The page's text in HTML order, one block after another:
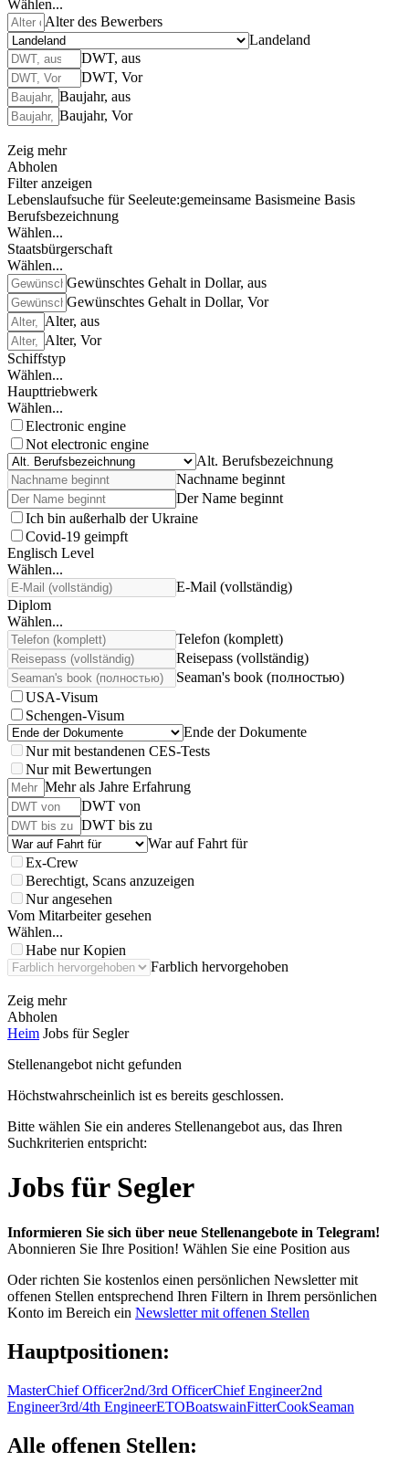
Wählen...
Alter des Bewerbers
Landeland
DWT, aus
DWT, Vor
Baujahr, aus
Baujahr, Vor
Zeig mehr
Abholen
Filter anzeigen
Lebenslaufsuche für Seeleute:gemeinsame Basismeine Basis
Berufsbezeichnung
Wählen...
Staatsbürgerschaft
Wählen...
Gewünschtes Gehalt in Dollar, aus
Gewünschtes Gehalt in Dollar, Vor
Alter, aus
Alter, Vor
Schiffstyp
Wählen...
Haupttriebwerk
Wählen...
Electronic engine
Not electronic engine
Alt. Berufsbezeichnung
Nachname beginnt
Der Name beginnt
Ich bin außerhalb der Ukraine
Covid-19 geimpft
Englisch Level
Wählen...
E-Mail (vollständig)
Diplom
Wählen...
Telefon (komplett)
Reisepass (vollständig)
Seaman's book (полностью)
USA-Visum
Schengen-Visum
Ende der Dokumente
Nur mit bestandenen CES-Tests
Nur mit Bewertungen
Mehr als Jahre Erfahrung
DWT von
DWT bis zu
War auf Fahrt für
Ex-Crew
Berechtigt, Scans anzuzeigen
Nur angesehen
Vom Mitarbeiter gesehen
Wählen...
Habe nur Kopien
Farblich hervorgehoben
Zeig mehr
Abholen
Heim Jobs für Segler
Stellenangebot nicht gefunden
Höchstwahrscheinlich ist es bereits geschlossen.
Bitte wählen Sie ein anderes Stellenangebot aus, das Ihren
Suchkriterien entspricht:
Jobs für Segler
Informieren Sie sich über neue Stellenangebote in Telegram!
Abonnieren Sie Ihre Position! Wählen Sie eine Position aus
Oder richten Sie kostenlos einen persönlichen Newsletter mit
offenen Stellen entsprechend Ihren Filtern in Ihrem persönlichen
Konto im Bereich ein Newsletter mit offenen Stellen
Hauptpositionen:
MasterChief Officer2nd/3rd OfficerChief Engineer2nd
Engineer3rd/4th EngineerETOBoatswainFitterCookSeaman
Alle offenen Stellen: